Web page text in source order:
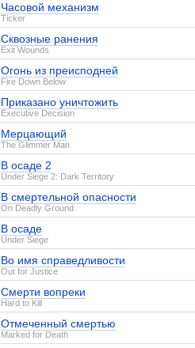
Часовой механизм
Ticker
Сквозные ранения
Exit Wounds
Огонь из преисподней
Fire Down Below
Приказано уничтожить
Executive Decision
Мерцающий
The Glimmer Man
В осаде 2
Under Siege 2: Dark Territory
В смертельной опасности
On Deadly Ground
В осаде
Under Siege
Во имя справедливости
Out for Justice
Смерти вопреки
Hard to Kill
Отмеченный смертью
Marked for Death